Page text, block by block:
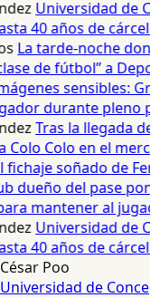
Universidad de
40 años de
La tarde-noche
de fútbol” a
sensibles:
durante pleno
Tras la llegada
Colo en el
fichaje soñado de
dueño del pase
mantener al
Universidad de
40 años de
César Poo
Universidad de